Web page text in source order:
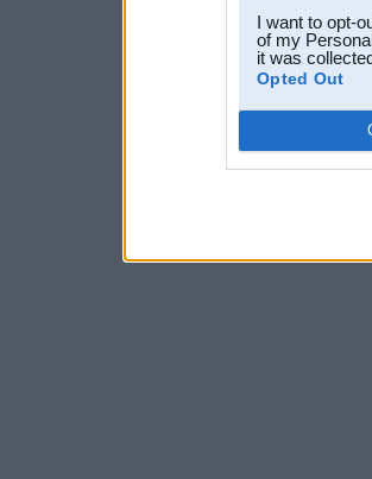
I want to opt-
of my
it was
Opted Out